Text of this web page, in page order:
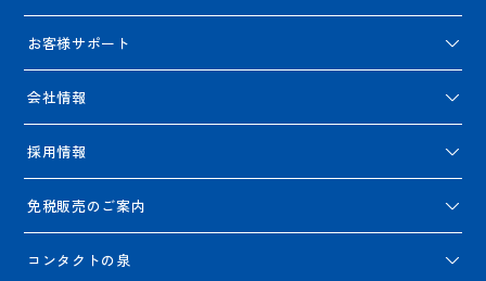
お客様サポート
会社情報
採用情報
免税販売のご案内
コンタクトの泉